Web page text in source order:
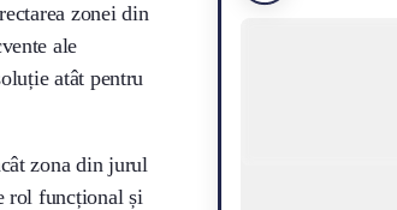
zonei din
ale
atât pentru
zona din jurul
rol funcțional și